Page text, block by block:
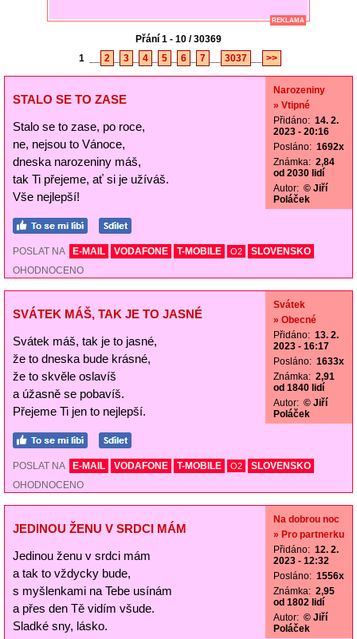
REKLAMA
Přání 1 - 10 / 30369
1
2 3 4 5 6 7 3037 >>
STALO SE TO ZASE
Stalo se to zase, po roce,
ne, nejsou to Vánoce,
dneska narozeniny máš,
tak Ti přejeme, ať si je užíváš.
Vše nejlepší!
Narozeniny
» Vtipné
Přidáno: 14. 2.
2023 - 20:16
Posláno: 1692x
Známka: 2,84
od 2030 lidí
Autor: © Jiří
Poláček
POSLAT NA E-MAIL VODAFONE T-MOBILE O2
SLOVENSKO
OHODNOCENO
SVÁTEK MÁŠ, TAK JE TO JASNÉ
Svátek máš, tak je to jasné,
že to dneska bude krásné,
že to skvěle oslavíš
a úžasně se pobavíš.
Přejeme Ti jen to nejlepší.
Svátek
» Obecné
Přidáno: 13. 2.
2023 - 16:17
Posláno: 1633x
Známka: 2,91
od 1840 lidí
Autor: © Jiří
Poláček
POSLAT NA E-MAIL VODAFONE T-MOBILE O2
SLOVENSKO
OHODNOCENO
JEDINOU ŽENU V SRDCI MÁM
Jedinou ženu v srdci mám
a tak to vždycky bude,
s myšlenkami na Tebe usínám
a přes den Tě vidím všude.
Sladké sny, lásko.
Na dobrou noc
» Pro partnerku
Přidáno: 12. 2.
2023 - 12:32
Posláno: 1556x
Známka: 2,95
od 1802 lidí
Autor: © Jiří
Poláček